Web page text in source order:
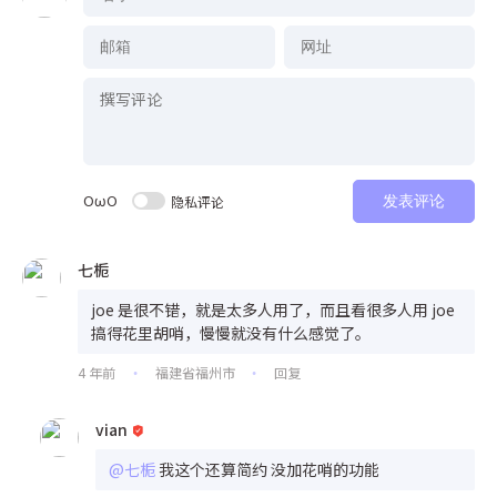
OωO 隐私评论 发表评论
七栀
joe 是很不错，就是太多人用了，而且看很多人用 joe
搞得花里胡哨，慢慢就没有什么感觉了。
4 年前 • 福建省福州市 • 回复
vian
@七栀我这个还算简约 没加花哨的功能